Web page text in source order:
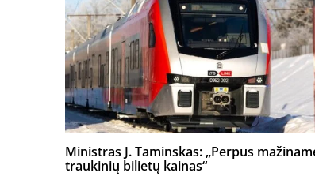
Ministras J. Taminskas: „Perpus
traukinių bilietų kainas“